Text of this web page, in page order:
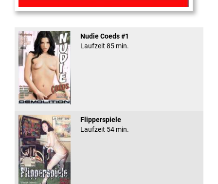
Rectal Exam
Nudie Coeds #1
Laufzeit 85 min.
Flipperspiele
Laufzeit 54 min.